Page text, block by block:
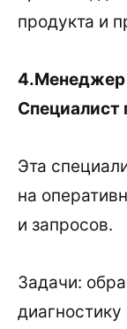
продукта и
Специалист
Эта
на
и запросов.
Задачи: